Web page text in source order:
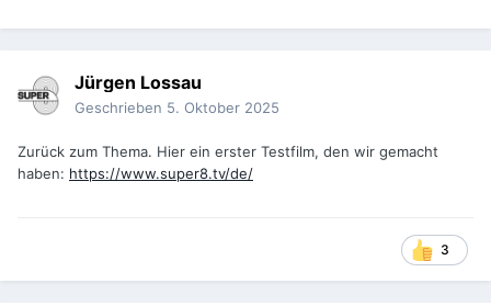
Jürgen Lossau
Geschrieben 5. Oktober 2025
Zurück zum Thema. Hier ein erster Testfilm, den wir gemacht
haben: https://www.super8.tv/de/
3